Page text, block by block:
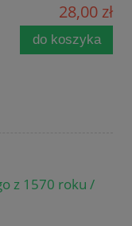
28,00 zł
do koszyka
z 1570 roku /